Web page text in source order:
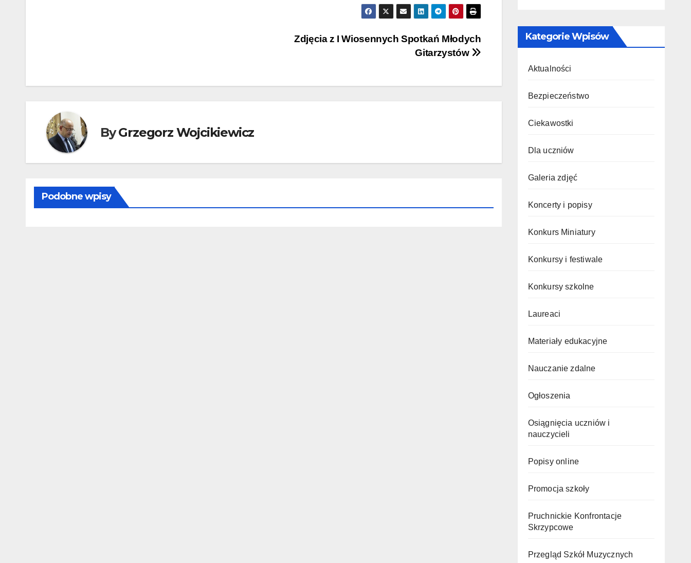
Zdjęcia z I Wiosennych Spotkań Młodych
Gitarzystów
ByGrzegorz Wojcikiewicz
Podobne wpisy
Kategorie Wpisów
Aktualności
Bezpieczeństwo
Ciekawostki
Dla uczniów
Galeria zdjęć
Koncerty i popisy
Konkurs Miniatury
Konkursy i festiwale
Konkursy szkolne
Laureaci
Materiały edukacyjne
Nauczanie zdalne
Ogłoszenia
Osiągnięcia uczniów i
nauczycieli
Popisy online
Promocja szkoły
Pruchnickie Konfrontacje
Skrzypcowe
Przegląd Szkół Muzycznych